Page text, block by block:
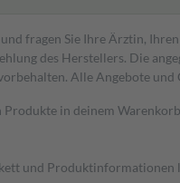
fragen Sie Ihre Ärztin,
des Herstellers. Die
Alle Angebote
in deinem
und Produktinformationen